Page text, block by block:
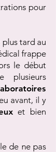
pour
plus tard au
frappe
le début
plusieurs
avant, il y
et bien
de ne pas